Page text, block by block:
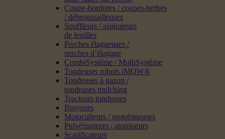
Coupe-bordures / coupes-herbes
/ débroussailleuses
Souffleurs / aspirateurs
de feuilles
Perches élagueuses /
perches d’élagage
CombiSystème / MultiSystème
Tondeuses robots iMOW®
Tondeuses à gazon /
tondeuses mulching
Tracteurs tondeuses
Broyeurs
Motoculteurs / motobineuses
Pulvérisateurs / atomiseurs
Scarificateurs